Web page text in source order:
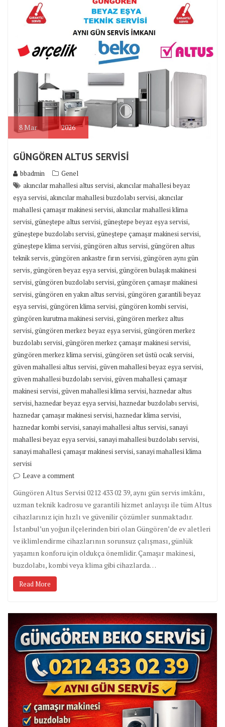
8Mar 2026
GÜNGÖREN ALTUS SERVİSİ
bbadmin
Genel
akıncılar mahallesi altus servisi,akıncılar mahallesi beyaz
eşya servisi,akıncılar mahallesi buzdolabı servisi,akıncılar
mahallesi çamaşır makinesi servisi,akıncılar mahallesi klima
servisi,güneştepe altus servisi,güneştepe beyaz eşya servisi,
güneştepe buzdolabı servisi,güneştepe çamaşır makinesi servisi,
güneştepe klima servisi,güngören altus servisi,güngören altus
teknik servis,güngören ankastre fırın servisi,güngören aynı gün
servis,güngören beyaz eşya servisi,güngören bulaşık makinesi
servisi,güngören buzdolabı servisi,güngören çamaşır makinesi
servisi,güngören en yakın altus servisi,güngören garantili beyaz
eşya servisi,güngören klima servisi,güngören kombi servisi,
güngören kurutma makinesi servisi,güngören merkez altus
servisi,güngören merkez beyaz eşya servisi,güngören merkez
buzdolabı servisi,güngören merkez çamaşır makinesi servisi,
güngören merkez klima servisi,güngören set üstü ocak servisi,
güven mahallesi altus servisi,güven mahallesi beyaz eşya servisi,
güven mahallesi buzdolabı servisi,güven mahallesi çamaşır
makinesi servisi,güven mahallesi klima servisi,haznedar altus
servisi,haznedar beyaz eşya servisi,haznedar buzdolabı servisi,
haznedar çamaşır makinesi servisi,haznedar klima servisi,
haznedar kombi servisi,sanayi mahallesi altus servisi,sanayi
mahallesi beyaz eşya servisi,sanayi mahallesi buzdolabı servisi,
sanayi mahallesi çamaşır makinesi servisi,sanayi mahallesi klima
servisi
Leave a comment
Güngören Altus Servisi 0212 433 02 39, aynı gün servis imkânı,
uzman teknik kadrosu ve garantili hizmet anlayışı ile tüm Altus
cihazlarınız için hızlı ve güvenilir çözümler sunmaktadır.
İstanbul’un yoğun ilçelerinden biri olan Güngören’de ev aletleri
ve iklimlendirme cihazlarının sorunsuz çalışması, günlük
yaşamın konforu için oldukça önemlidir. Çamaşır makinesi,
buzdolabı, kombi veya klima gibi cihazlarda…
Read More